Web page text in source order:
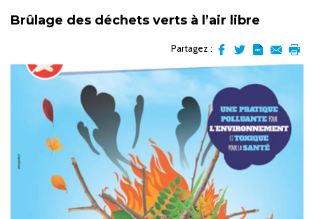
Brûlage des déchets verts à l’air libre
Partagez :
facebookTwitter
en
pdf